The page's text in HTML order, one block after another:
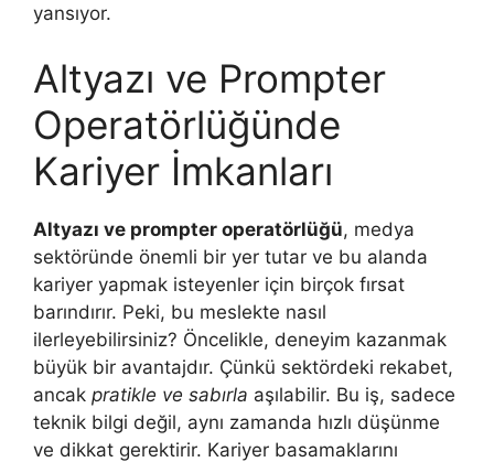
yansıyor.
Altyazı ve Prompter
Operatörlüğünde
Kariyer İmkanları
Altyazı ve prompter operatörlüğü, medya
sektöründe önemli bir yer tutar ve bu alanda
kariyer yapmak isteyenler için birçok fırsat
barındırır. Peki, bu meslekte nasıl
ilerleyebilirsiniz? Öncelikle, deneyim kazanmak
büyük bir avantajdır. Çünkü sektördeki rekabet,
ancak pratikle ve sabırla aşılabilir. Bu iş, sadece
teknik bilgi değil, aynı zamanda hızlı düşünme
ve dikkat gerektirir. Kariyer basamaklarını